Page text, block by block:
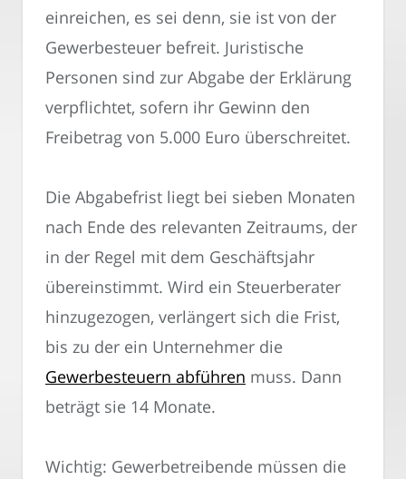
einreichen, es sei denn, sie ist von der
Gewerbesteuer befreit. Juristische
Personen sind zur Abgabe der Erklärung
verpflichtet, sofern ihr Gewinn den
Freibetrag von 5.000 Euro überschreitet.
Die Abgabefrist liegt bei sieben Monaten
nach Ende des relevanten Zeitraums, der
in der Regel mit dem Geschäftsjahr
übereinstimmt. Wird ein Steuerberater
hinzugezogen, verlängert sich die Frist,
bis zu der ein Unternehmer die
Gewerbesteuern abführen muss. Dann
beträgt sie 14 Monate.
Wichtig: Gewerbetreibende müssen die